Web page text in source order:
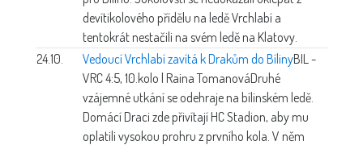
devítikolového přídělu na ledě Vrchlabí a
tentokrát nestačili na svém ledě na Klatovy.
24.10.
Vedoucí Vrchlabí zavítá k Drakům do BílinyBIL -
VRC 4:5, 10.kolo | Raina TomanováDruhé
vzájemné utkání se odehraje na bílinském ledě.
Domácí Draci zde přivítají HC Stadion, aby mu
oplatili vysokou prohru z prvního kola. V něm